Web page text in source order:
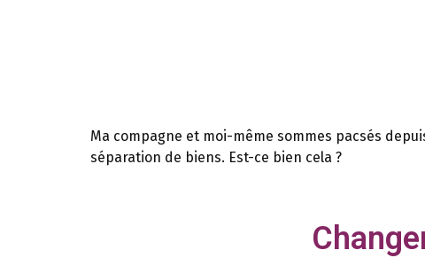
Ma compagne et moi-même sommes pacsés
séparation de biens. Est-ce bien cela ?